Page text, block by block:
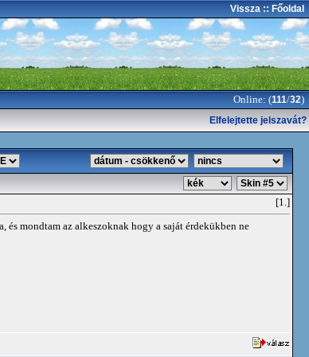
Vissza :: Főoldal
Online: (111/32)
Elfelejtette jelszavát?
[1.]
és mondtam az alkeszoknak hogy a saját érdekükben ne